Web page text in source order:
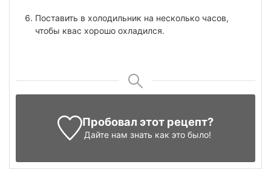
Поставить в холодильник на несколько часов,
чтобы квас хорошо охладился.
Пробовал этот рецепт?
Дайте нам знать как это было!